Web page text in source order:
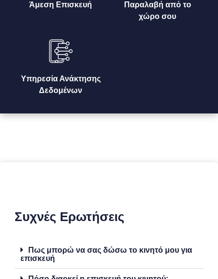
Άμεση Επισκευή
Παραλαβή από το
χώρο σου
Υπηρεσία Ανάκτησης
Δεδομένων
Συχνές Ερωτήσεις
Πως μπορώ να σας δώσω το κινητό μου για
επισκευή